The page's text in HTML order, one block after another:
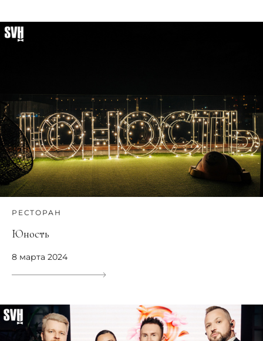
РЕСТОРАН
Юность
8 марта 2024